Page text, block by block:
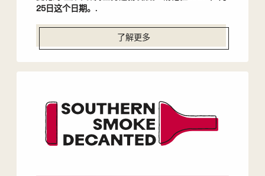
25日这个日期。 .
了解更多